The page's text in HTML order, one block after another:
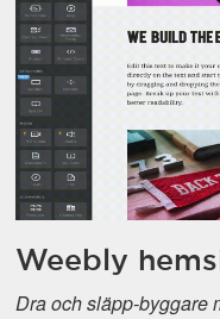
Weebly
Dra och släpp-byggare